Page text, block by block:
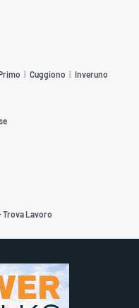
Cuggiono Inveruno
Trova Lavoro